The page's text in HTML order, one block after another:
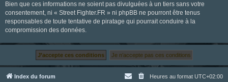
Bien que ces informations ne soient pas divulguées à un tiers sans votre
consentement, ni « Street Fighter.FR » ni phpBB ne pourront être tenus
responsables de toute tentative de piratage qui pourrait conduire à la
compromission des données.
Index du forum Heures au format UTC+02:00